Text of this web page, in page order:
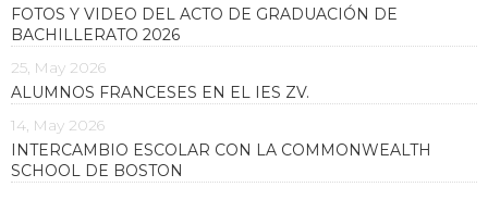
FOTOS Y VIDEO DEL ACTO DE GRADUACIÓN DE
BACHILLERATO 2026
25, May 2026
ALUMNOS FRANCESES EN EL IES ZV.
14, May 2026
INTERCAMBIO ESCOLAR CON LA COMMONWEALTH
SCHOOL DE BOSTON